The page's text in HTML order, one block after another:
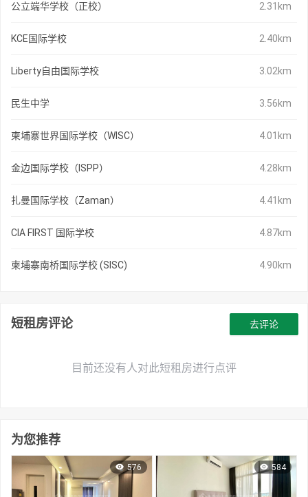
公立端华学校（正校） 2.31km
KCE国际学校 2.40km
Liberty自由国际学校 3.02km
民生中学 3.56km
柬埔寨世界国际学校（WISC） 4.01km
金边国际学校（ISPP） 4.28km
扎曼国际学校（Zaman） 4.41km
CIA FIRST 国际学校 4.87km
柬埔寨南桥国际学校 (SISC) 4.90km
短租房评论
目前还没有人对此短租房进行点评
去评论
为您推荐
576 584